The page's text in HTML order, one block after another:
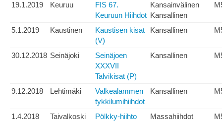
19.1.2019 Keuruu
FIS 67.
Keuruun Hiihdot
Kansainvälinen
Kansallinen
5.1.2019 Kaustinen
Kaustisen kisat
(V)
Kansallinen
30.12.2018 Seinäjoki
Seinäjoen
XXXVII
Talvikisat (P)
Kansallinen
9.12.2018 Lehtimäki
Valkealammen
tykkilumihiihdot
Kansallinen
1.4.2018 Taivalkoski
Pölkky-hiihto
Massahiihdot